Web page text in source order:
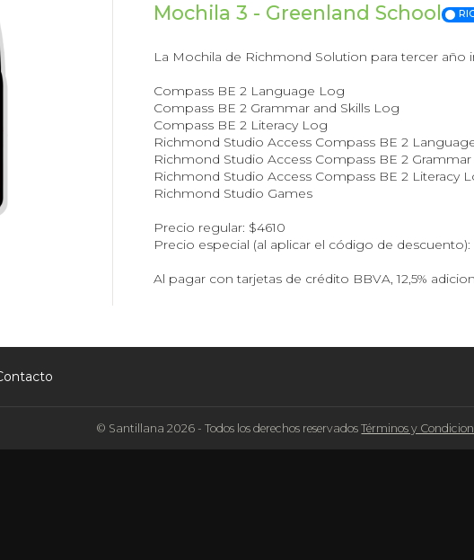
Mochila 3 - Greenland School
La Mochila de Richmond Solution para tercer año
Compass BE 2 Language Log​
Compass BE 2 Grammar and Skills Log​
Compass BE 2 Literacy Log​
Richmond Studio Access Compass BE 2
Richmond Studio Access Compass BE 2
Richmond Studio Access Compass BE 2 Literacy
Richmond Studio Games
Precio regular: $4610
Precio especial (al aplicar el código de descuento):
Al pagar con tarjetas de crédito BBVA, 12,5%
© Santillana 2026 - Todos los derechos reservadosTérminos y